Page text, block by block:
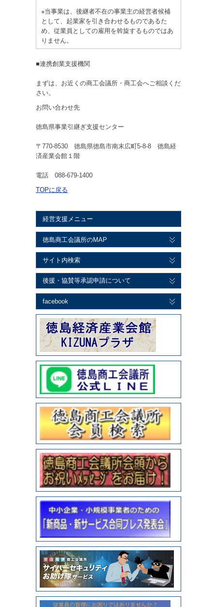
※当事業は、後継者不在の事業主の経営者候補
として、起業家を引き合わせるものであるた
め、従業員としての雇用を斡旋するものではあ
りません。
■連携創業支援機関
まずは、お近くの商工会議所・商工会へご相談くだ
さい。
お問い合わせ先
徳島県事業引継ぎ支援センター
〒770-8530 徳島県徳島市南末広町5-8-8 徳島経
済産業会館１階
電話 088-679-1400
TOPに戻る
経営支援メニュー
徳島商工会議所のMAP
サイト内検索
後援・協賛等承認申請について
facebook